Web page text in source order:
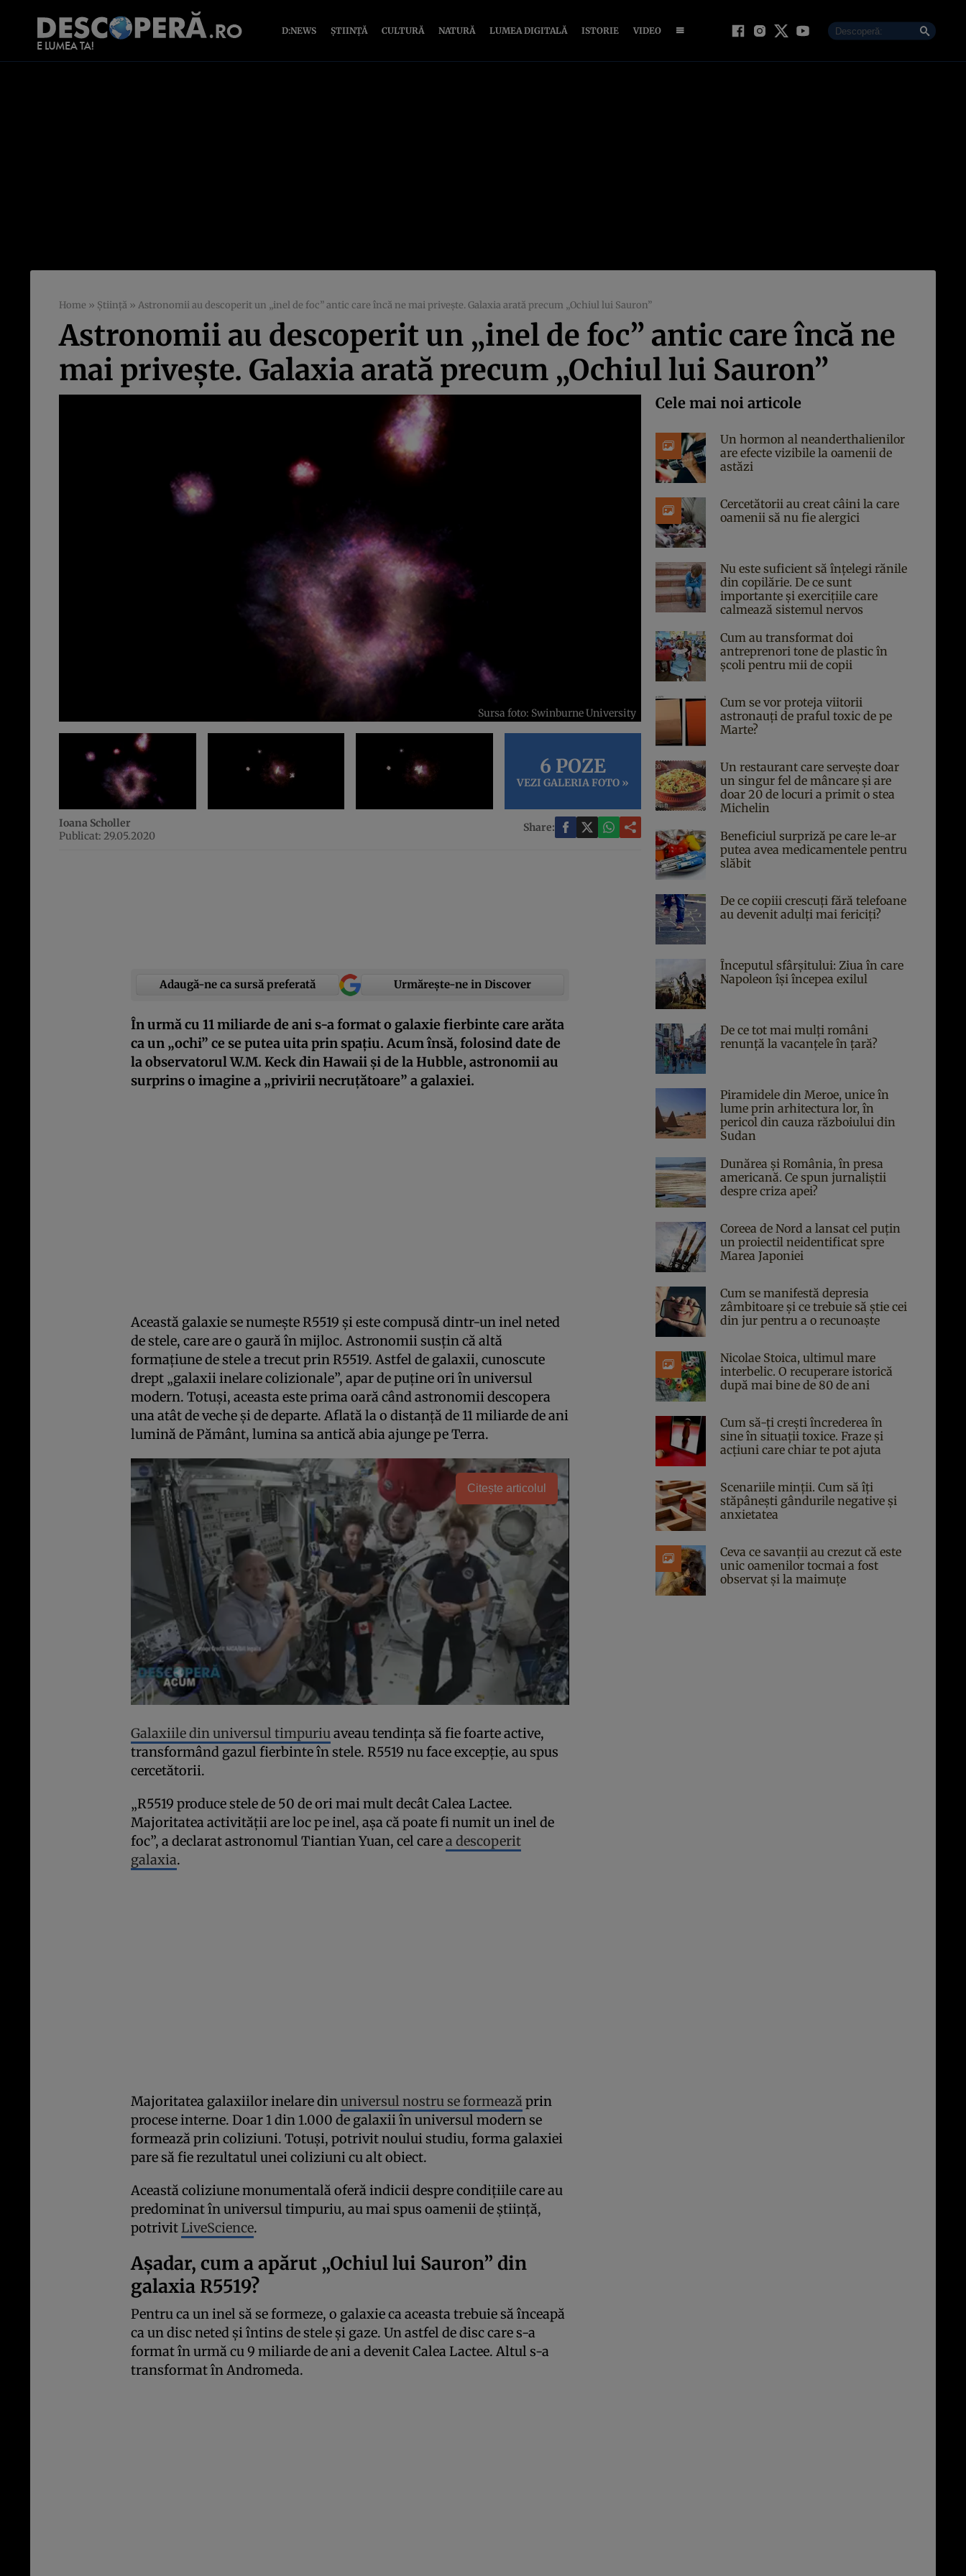
D:NEWS ȘTIINȚĂ CULTURĂ NATURĂ LUMEA DIGITALĂ ISTORIE VIDEO
Home » Știință » Astronomii au descoperit un „inel de foc” antic care încă ne mai privește. Galaxia arată precum „Ochiul lui Sauron”
Astronomii au descoperit un „inel de foc” antic care încă ne
mai privește. Galaxia arată precum „Ochiul lui Sauron”
Sursa foto: Swinburne University
6 POZE
VEZI GALERIA FOTO »
Ioana Scholler
Publicat: 29.05.2020
Share:
Adaugă-ne ca sursă preferată Urmărește-ne in Discover
În urmă cu 11 miliarde de ani s-a format o galaxie fierbinte care arăta
ca un „ochi” ce se putea uita prin spațiu. Acum însă, folosind date de
la observatorul W.M. Keck din Hawaii și de la Hubble, astronomii au
surprins o imagine a „privirii necruțătoare” a galaxiei.
Această galaxie se numește R5519 și este compusă dintr-un inel neted
de stele, care are o gaură în mijloc. Astronomii susțin că altă
formațiune de stele a trecut prin R5519. Astfel de galaxii, cunoscute
drept „galaxii inelare colizionale”, apar de puține ori în universul
modern. Totuși, aceasta este prima oară când astronomii descopera
una atât de veche și de departe. Aflată la o distanță de 11 miliarde de ani
lumină de Pământ, lumina sa antică abia ajunge pe Terra.
Citește articolul
Galaxiile din universul timpuriuaveau tendința să fie foarte active,
transformând gazul fierbinte în stele. R5519 nu face excepție, au spus
cercetătorii.
„R5519 produce stele de 50 de ori mai mult decât Calea Lactee.
Majoritatea activității are loc pe inel, așa că poate fi numit un inel de
foc”, a declarat astronomul Tiantian Yuan, cel carea descoperit
galaxia.
Majoritatea galaxiilor inelare dinuniversul nostru se formează prin
procese interne. Doar 1 din 1.000 de galaxii în universul modern se
formează prin coliziuni. Totuși, potrivit noului studiu, forma galaxiei
pare să fie rezultatul unei coliziuni cu alt obiect.
Această coliziune monumentală oferă indicii despre condițiile care au
predominat în universul timpuriu, au mai spus oamenii de știință,
potrivitLiveScience.
Așadar, cum a apărut „Ochiul lui Sauron” din
galaxia R5519?
Pentru ca un inel să se formeze, o galaxie ca aceasta trebuie să înceapă
ca un disc neted și întins de stele și gaze. Un astfel de disc care s-a
format în urmă cu 9 miliarde de ani a devenit Calea Lactee. Altul s-a
transformat în Andromeda.
Cele mai noi articole
Un hormon al neanderthalienilor
are efecte vizibile la oamenii de
astăzi
Cercetătorii au creat câini la care
oamenii să nu fie alergici
Nu este suficient să înțelegi rănile
din copilărie. De ce sunt
importante și exercițiile care
calmează sistemul nervos
Cum au transformat doi
antreprenori tone de plastic în
școli pentru mii de copii
Cum se vor proteja viitorii
astronauți de praful toxic de pe
Marte?
Un restaurant care servește doar
un singur fel de mâncare și are
doar 20 de locuri a primit o stea
Michelin
Beneficiul surpriză pe care le-ar
putea avea medicamentele pentru
slăbit
De ce copiii crescuți fără telefoane
au devenit adulți mai fericiți?
Începutul sfârşitului: Ziua în care
Napoleon îşi începea exilul
De ce tot mai mulți români
renunță la vacanțele în țară?
Piramidele din Meroe, unice în
lume prin arhitectura lor, în
pericol din cauza războiului din
Sudan
Dunărea și România, în presa
americană. Ce spun jurnaliștii
despre criza apei?
Coreea de Nord a lansat cel puțin
un proiectil neidentificat spre
Marea Japoniei
Cum se manifestă depresia
zâmbitoare și ce trebuie să știe cei
din jur pentru a o recunoaște
Nicolae Stoica, ultimul mare
interbelic. O recuperare istorică
după mai bine de 80 de ani
Cum să-ți crești încrederea în
sine în situații toxice. Fraze și
acțiuni care chiar te pot ajuta
Scenariile minții. Cum să îți
stăpânești gândurile negative și
anxietatea
Ceva ce savanții au crezut că este
unic oamenilor tocmai a fost
observat și la maimuțe